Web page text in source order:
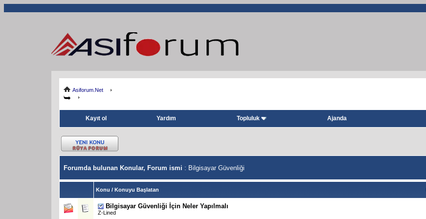
Asiforum.Net
Kayıt ol Yardım Topluluk Ajanda
Forumda bulunan Konular, Forum ismi : Bilgisayar Güvenliği
Konu / Konuyu Başlatan
Bilgisayar Güvenliği İçin Neler Yapılmalı
Z-Lined